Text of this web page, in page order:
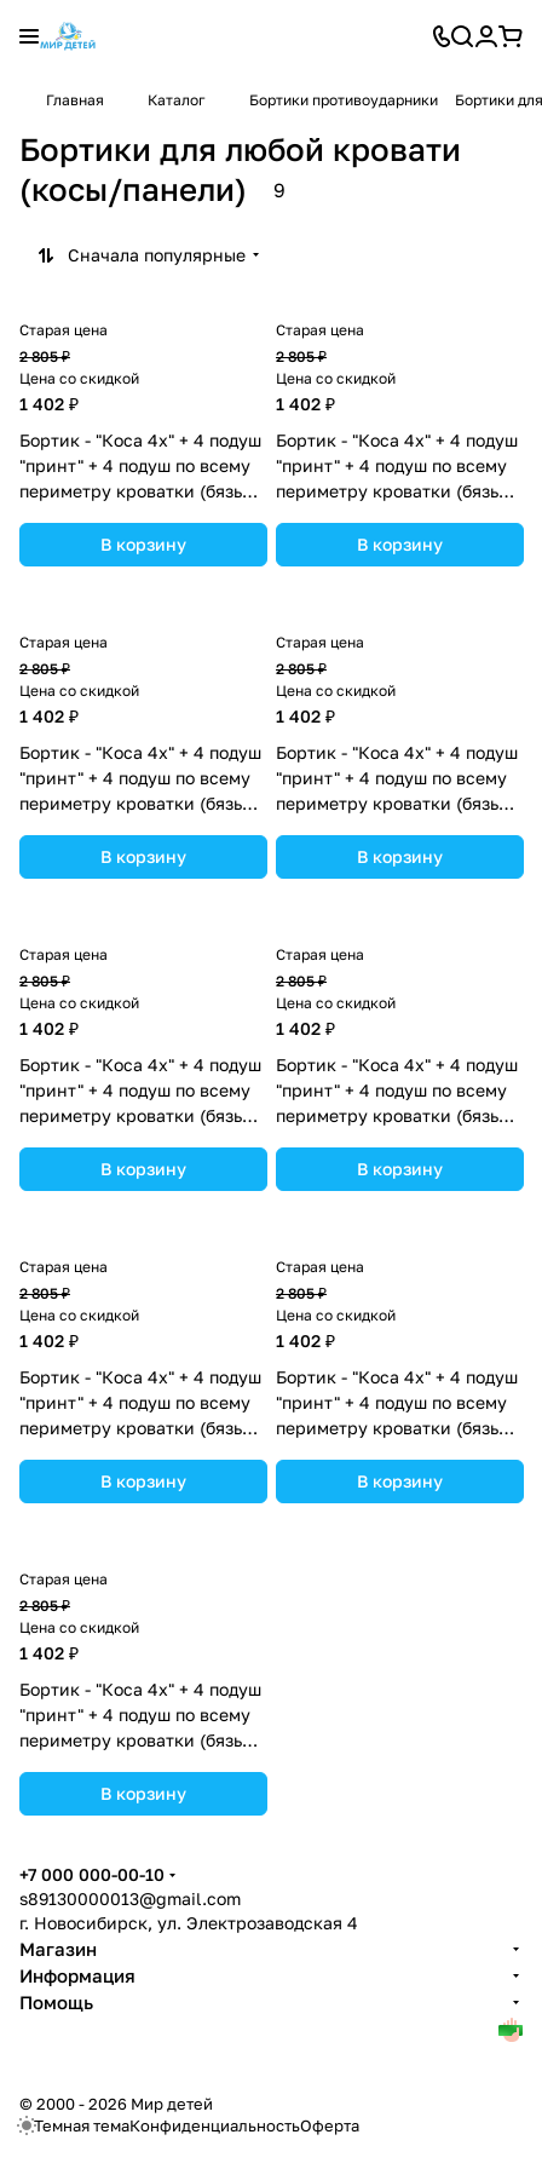
Главная Каталог Бортики противоударники Бортики
Бортики для любой кровати
(косы/панели)
9
Сначала популярные
Старая цена
2 805 ₽
Цена со скидкой
1 402 ₽
Бортик - "Коса 4х" + 4 подуш
"принт" + 4 подуш по всему
периметру кроватки (бязь
(№П998_05) цвета в
ассортименте.
В корзину
Старая цена
2 805 ₽
Цена со скидкой
1 402 ₽
Бортик - "Коса 4х" + 4 подуш
"принт" + 4 подуш по всему
периметру кроватки (бязь
(№П998_03) цвета в
ассортименте.
В корзину
Старая цена
2 805 ₽
Цена со скидкой
1 402 ₽
Бортик - "Коса 4х" + 4 подуш
"принт" + 4 подуш по всему
периметру кроватки (бязь
(№П998_08) цвета в
ассортименте.
В корзину
Старая цена
2 805 ₽
Цена со скидкой
1 402 ₽
Бортик - "Коса 4х" + 4 подуш
"принт" + 4 подуш по всему
периметру кроватки (бязь
(№П998_09) цвета в
ассортименте.
В корзину
Старая цена
2 805 ₽
Цена со скидкой
1 402 ₽
Бортик - "Коса 4х" + 4 подуш
"принт" + 4 подуш по всему
периметру кроватки (бязь
(№П998_07) цвета в
ассортименте.
В корзину
Старая цена
2 805 ₽
Цена со скидкой
1 402 ₽
Бортик - "Коса 4х" + 4 подуш
"принт" + 4 подуш по всему
периметру кроватки (бязь
(№П998_04) цвета в
ассортименте.
В корзину
Старая цена
2 805 ₽
Цена со скидкой
1 402 ₽
Бортик - "Коса 4х" + 4 подуш
"принт" + 4 подуш по всему
периметру кроватки (бязь
(№П998_06) цвета в
ассортименте.
В корзину
Старая цена
2 805 ₽
Цена со скидкой
1 402 ₽
Бортик - "Коса 4х" + 4 подуш
"принт" + 4 подуш по всему
периметру кроватки (бязь
(№П998_02) цвета в
ассортименте.
В корзину
Старая цена
2 805 ₽
Цена со скидкой
1 402 ₽
Бортик - "Коса 4х" + 4 подуш
"принт" + 4 подуш по всему
периметру кроватки (бязь
(№П998) цвета в
ассортименте.
В корзину
+7 000 000-00-10
s89130000013@gmail.com
г. Новосибирск, ул. Электрозаводская 4
Магазин
Информация
Помощь
© 2000 - 2026 Мир детей
Темная темаКонфиденциальностьОферта